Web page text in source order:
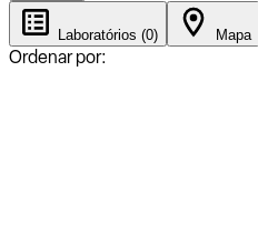
Laboratórios (0) Mapa
Ordenar por: